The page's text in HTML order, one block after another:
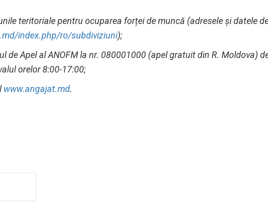
teritoriale pentru ocuparea forței de muncă (adresele și datele
index.php/ro/subdiviziuni);
de Apel al ANOFM la nr. 080001000 (apel gratuit din R. Moldova)
orelor 8:00-17:00;
www.angajat.md.